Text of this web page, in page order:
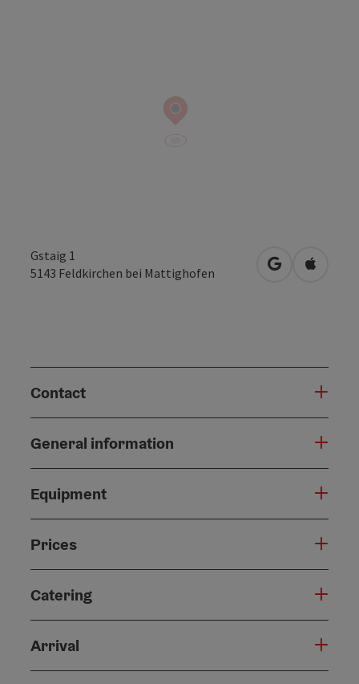
Gstaig 1
5143 Feldkirchen bei Mattighofen open inOpen in
Contact
General information
Equipment
Prices
Catering
Arrival